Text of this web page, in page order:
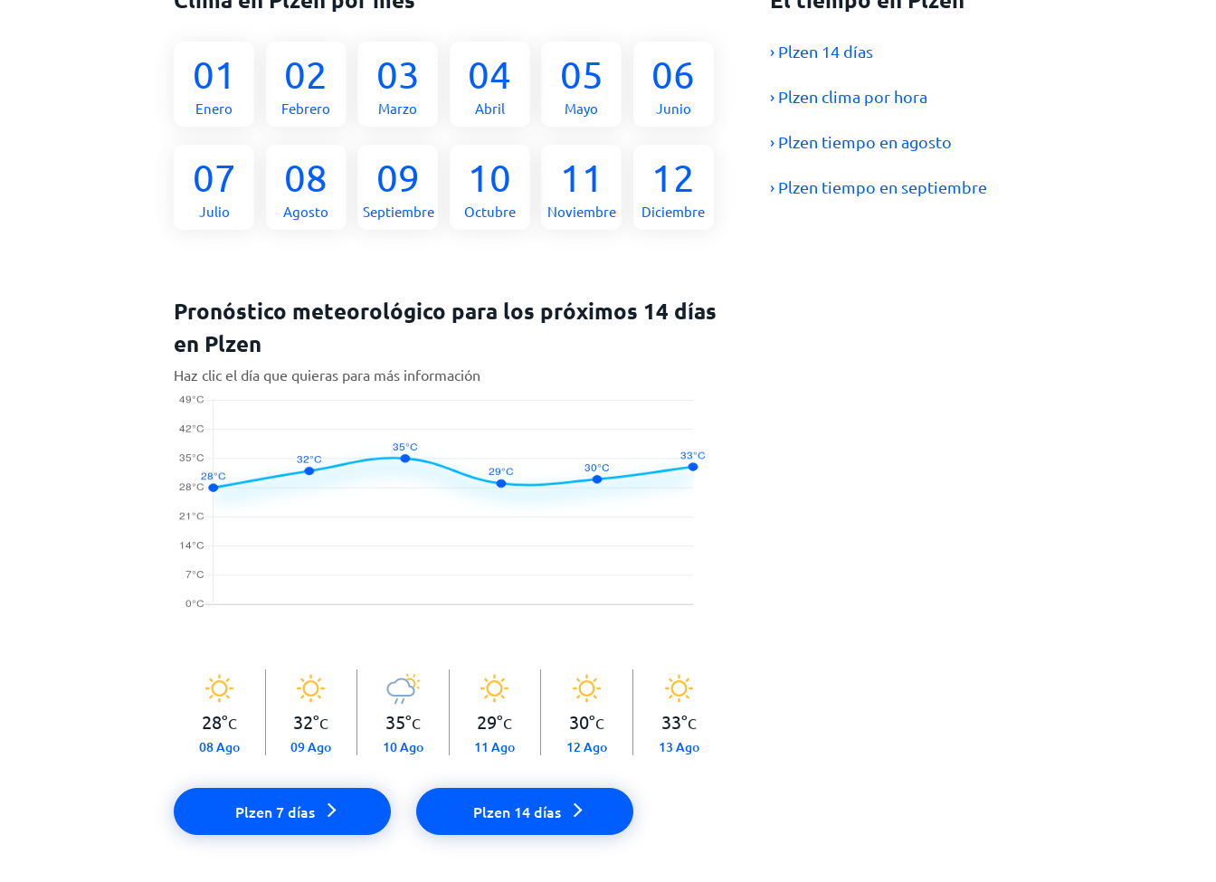
01
Enero
02
Febrero
03
Marzo
04
Abril
05
Mayo
06
Junio
07
Julio
08
Agosto
09
Septiembre
10
Octubre
11
Noviembre
12
Diciembre
› Plzen 14 días
› Plzen clima por hora
› Plzen tiempo en agosto
› Plzen tiempo en septiembre
Pronóstico meteorológico para los próximos 14 días
en Plzen
Haz clic el día que quieras para más información
28°C
08 Ago
32°C
09 Ago
35°C
10 Ago
29°C
11 Ago
30°C
12 Ago
33°C
13 Ago
Plzen 7 días Plzen 14 días